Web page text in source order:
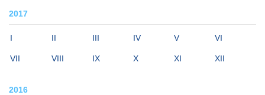
2017
I II III IV V VI
VII VIII IX X XI XII
2016